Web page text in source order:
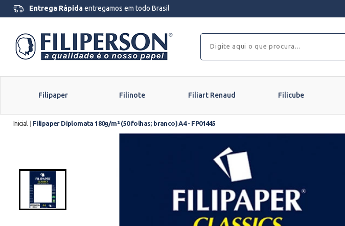
Entrega Rápidaentregamos em todo Brasil
Filipaper Filinote Filiart Renaud Filicube
Inicial Filipaper Diplomata 180g/m² (50 folhas; branco) A4 - FP01445